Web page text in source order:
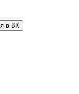
в ВК